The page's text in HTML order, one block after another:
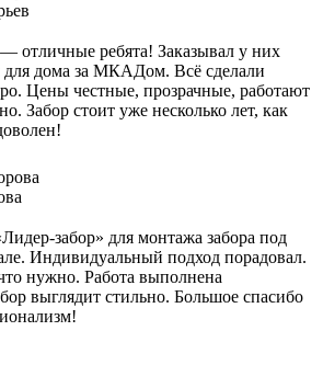
отличные ребята! Заказывал у них
для дома за МКАДом. Всё сделали
Цены честные, прозрачные, работают
Забор стоит уже несколько лет, как
забор» для монтажа забора под
Индивидуальный подход порадовал.
нужно. Работа выполнена
выглядит стильно. Большое спасибо